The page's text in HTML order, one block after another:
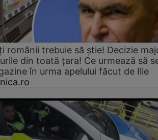
românii trebuie să știe! Decizie
din toată țara! Ce urmează să
în urma apelului făcut de Ilie